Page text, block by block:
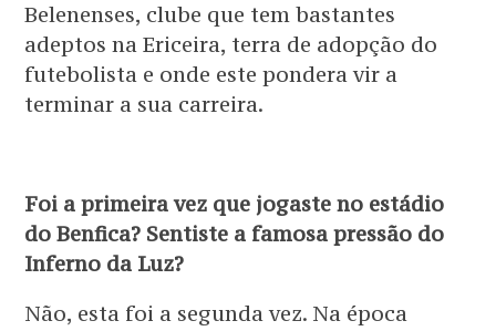
Belenenses, clube que tem bastantes
adeptos na Ericeira, terra de adopção do
futebolista e onde este pondera vir a
terminar a sua carreira.
Foi a primeira vez que jogaste no estádio
do Benfica? Sentiste a famosa pressão do
Inferno da Luz?
Não, esta foi a segunda vez. Na época